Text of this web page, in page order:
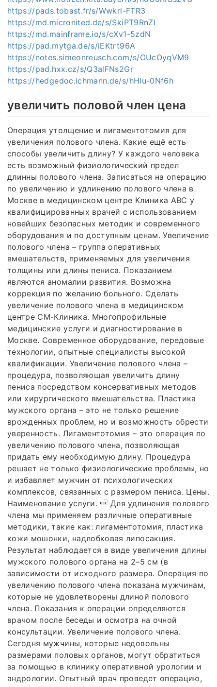
https://pads.tobast.fr/s/Wwkrl-FTR3
https://md.micronited.de/s/SkiPT9RnZl
https://md.mainframe.io/s/cXv1-5zdN
https://pad.mytga.de/s/iEKtrt96A
https://notes.simeonreusch.com/s/OUcOyqVM9
https://pad.hxx.cz/s/Q3alFNs2Gr
https://hedgedoc.ichmann.de/s/hHlu-0Nf6h
увеличить половой член цена
Операция утолщение и лигаментотомия для
увеличения полового члена. Какие ещё есть
способы увеличить длину? У каждого человека
есть возможный физиологический предел
длинны полового члена. Записаться на операцию
по увеличению и удлинению полового члена в
Москве в медицинском центре Клиника ABC у
квалифицированных врачей с использованием
новейших безопасных методик и современного
оборудования и по доступным ценам. Увеличение
полового члена – группа оперативных
вмешательств, применяемых для увеличения
толщины или длины пениса. Показанием
являются аномалии развития. Возможна
коррекция по желанию больного. Сделать
увеличение полового члена в медицинском
центре СМ-Клиника. Многопрофильные
медицинские услуги и диагностирование в
Москве. Современное оборудование, передовые
технологии, опытные специалисты высокой
квалификации. Увеличение полового члена –
процедура, позволяющая увеличить длину
пениса посредством консервативных методов
или хирургического вмешательства. Пластика
мужского органа – это не только решение
врожденных проблем, но и возможность обрести
уверенность. Лигаментотомия – это операция по
увеличению полового члена, позволяющая
придать ему необходимую длину. Процедура
решает не только физиологические проблемы, но
и избавляет мужчин от психологических
комплексов, связанных с размером пениса. Цены.
Наименование услуги.  Для удлинения полового
члена мы применяем различные оперативные
методики, такие как: лигаментотомия, пластика
кожи мошонки, надлобковая липосакция.
Результат наблюдается в виде увеличения длины
мужского полового органа на 2–5 см (в
зависимости от исходного размера. Операция по
увеличению полового члена показана мужчинам,
которые не удовлетворены длиной полового
члена. Показания к операции определяются
врачом после беседы и осмотра на очной
консультации. Увеличение полового члена.
Сегодня мужчины, которые недовольны
размерами половых органов, могут обратиться
за помощью в клинику оперативной урологии и
андрологии. Опытный врач проведет операцию,